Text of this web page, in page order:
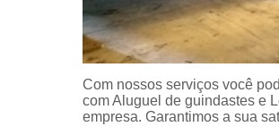
Com nossos serviços você
com Aluguel de guindastes e
empresa. Garantimos a sua